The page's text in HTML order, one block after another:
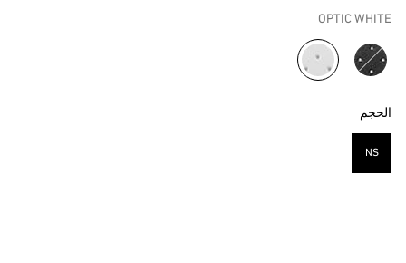
OPTIC WHITE
مختار
الحجم
NS